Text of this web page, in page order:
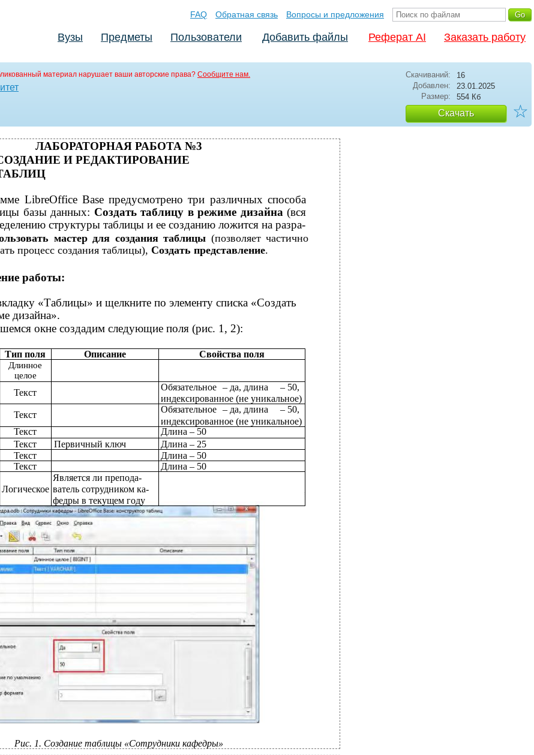
FAQ Обратная связь Вопросы и предложения
Вузы Предметы Пользователи Добавить файлы Реферат AI Заказать работу
материал нарушает ваши авторские права? Сообщите нам. Скачиваний:
16
Добавлен:
23.01.2025
Размер:
554 Кб
Скачать ☆
ЛАБОРАТОРНАЯ РАБОТА №3
И РЕДАКТИРОВАНИЕ
LibreOffice Base предусмотрено три различных способа
базы данных: Создать таблицу в режиме дизайна(вся
структуры таблицы и ее созданию ложится на разра-
мастер для создания таблицы (позволяет частично
процесс создания таблицы), Создать представление.
работы:
«Таблицы» и щелкните по элементу списка «Создать
дизайна».
окне создадим следующие поля (рис. 1, 2):
Тип поля Описание
Свойства поля
Длинное
целое
Текст
Обязательное – да, длина
– 50,
индексированное (не уникальное)
Текст
Обязательное – да, длина
– 50,
индексированное (не уникальное)
Текст
Длина – 50
Текст Первичный ключ
Длина – 25
Текст
Длина – 50
Текст
Длина – 50
Является ли препода-
Логическое ватель сотрудником ка-
федры в текущем году
Рис. 1. Создание таблицы «Сотрудники кафедры»